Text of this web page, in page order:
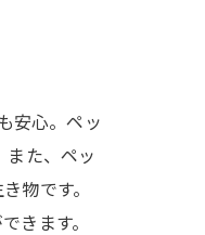
安心。ペッ
また、ペッ
物です。
きます。